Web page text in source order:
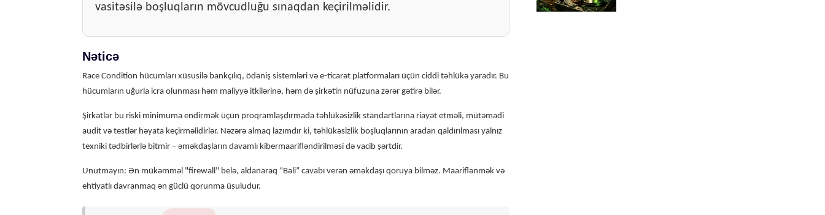
vasitəsilə boşluqların mövcudluğu sınaqdan keçirilməlidir.
Nəticə
Race Condition hücumları xüsusilə bankçılıq, ödəniş sistemləri və e-ticarət platformaları üçün ciddi təhlükə yaradır. Bu
hücumların uğurla icra olunması həm maliyyə itkilərinə, həm də şirkətin nüfuzuna zərər gətirə bilər.
Şirkətlər bu riski minimuma endirmək üçün proqramlaşdırmada təhlükəsizlik standartlarına riayət etməli, mütəmadi
audit və testlər həyata keçirməlidirlər. Nəzərə almaq lazımdır ki, təhlükəsizlik boşluqlarının aradan qaldırılması yalnız
texniki tədbirlərlə bitmir – əməkdaşların davamlı kibermaarifləndirilməsi də vacib şərtdir.
Unutmayın: Ən mükəmməl "firewall" belə, aldanaraq “Bəli” cavabı verən əməkdaşı qoruya bilməz. Maariflənmək və
ehtiyatlı davranmaq ən güclü qorunma üsuludur.